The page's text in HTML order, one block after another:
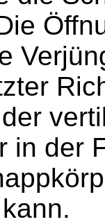
in der